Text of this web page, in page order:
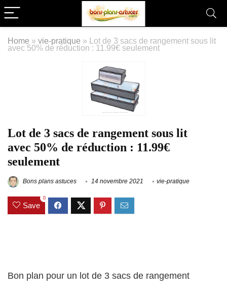
Home » vie-pratique » Lot de 3 sacs de rangement sous lit
avec 50% de réduction : 11.99€ seulement
Lot de 3 sacs de rangement sous lit
avec 50% de réduction : 11.99€
seulement
Bons plans astuces 14 novembre 2021 vie-pratique
Save
0
Bon plan pour un lot de 3 sacs de rangement